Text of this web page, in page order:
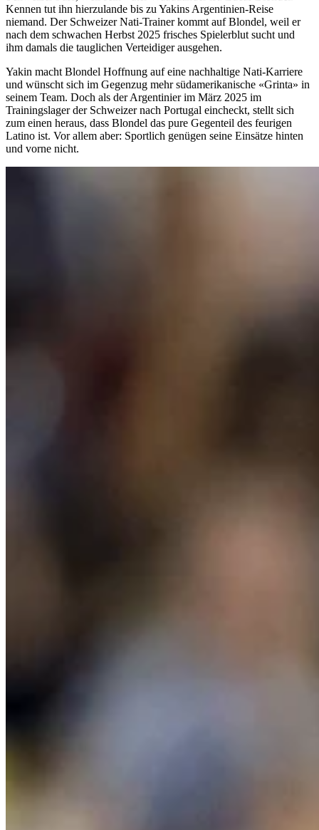
Kennen tut ihn hierzulande bis zu Yakins Argentinien-Reise
niemand. Der Schweizer Nati-Trainer kommt auf Blondel, weil er
nach dem schwachen Herbst 2025 frisches Spielerblut sucht und
ihm damals die tauglichen Verteidiger ausgehen.
Yakin macht Blondel Hoffnung auf eine nachhaltige Nati-Karriere
und wünscht sich im Gegenzug mehr südamerikanische «Grinta» in
seinem Team. Doch als der Argentinier im März 2025 im
Trainingslager der Schweizer nach Portugal eincheckt, stellt sich
zum einen heraus, dass Blondel das pure Gegenteil des feurigen
Latino ist. Vor allem aber: Sportlich genügen seine Einsätze hinten
und vorne nicht.